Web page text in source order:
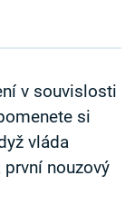
v souvislosti
si
vláda
nouzový